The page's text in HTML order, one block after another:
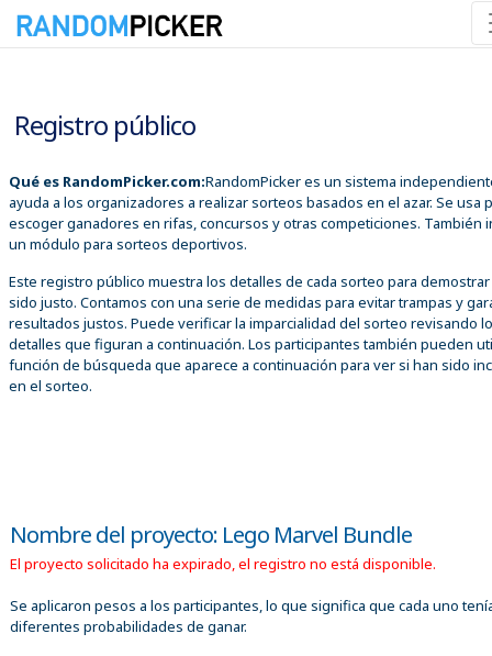
Registro público
Qué es RandomPicker.com:RandomPicker es un sistema
ayuda a los organizadores a realizar sorteos basados en el azar. Se usa
escoger ganadores en rifas, concursos y otras competiciones. También
un módulo para sorteos deportivos.
Este registro público muestra los detalles de cada sorteo para
sido justo. Contamos con una serie de medidas para evitar trampas y
resultados justos. Puede verificar la imparcialidad del sorteo revisando
detalles que figuran a continuación. Los participantes también pueden
función de búsqueda que aparece a continuación para ver si han sido
en el sorteo.
Nombre del proyecto: Lego Marvel Bundle
El proyecto solicitado ha expirado, el registro no está disponible.
Se aplicaron pesos a los participantes, lo que significa que cada uno
diferentes probabilidades de ganar.